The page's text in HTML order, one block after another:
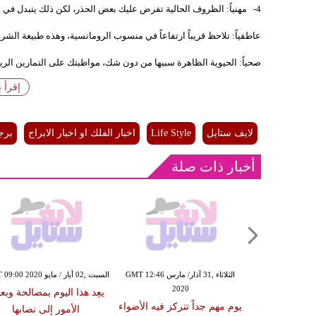
4- مهنياً: الظروف الحالية تفرض عليك بعض الحذر، لكن ذلك يتبدل في مصلحتك لاحقاً وتحقق مكاسب لم تكن تتوقعها.
عاطفياً: تلاحظ قريباً ارتفاعاً في منسوب الرومانسية، وهذه طبيعة
صحياً: الحيوية الظاهرة سببها من دون شك، مواظبتك على التمارين
لايف ستايل Life Style اخبار الفلك او اخبار الابراج
أخبار ذات صلة
السبت ,02 أيار / مايو GMT 09:00 2020
يعِد هذا اليوم بمصالحة
الأمور إلى نصابها
الثلاثاء ,31 آذار/ مارس GMT 12:46
2020
يوم مهم جداً تتركز فيه الأضواء